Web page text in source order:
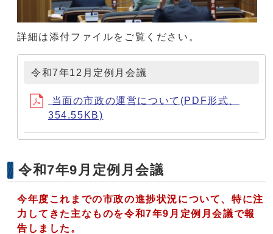
詳細は添付ファイルをご覧ください。
令和7年12月定例月会議
当面の市政の運営について(PDF形式、
354.55KB)
令和7年9月定例月会議
今年度これまでの市政の進捗状況について、特に注
力してきた主なものを令和7年9月定例月会議で報
告しました。